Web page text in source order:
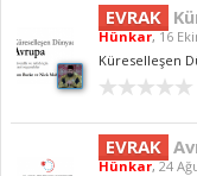
EVRAK
Hünkar,16
Küreselleşen
EVRAK
Hünkar,24